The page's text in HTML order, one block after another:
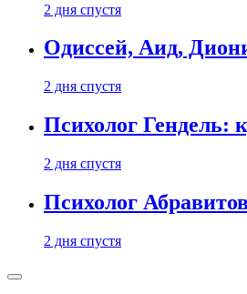
2 дня спустя
Одиссей, Аид,
2 дня спустя
Психолог Гендель:
2 дня спустя
Психолог
2 дня спустя